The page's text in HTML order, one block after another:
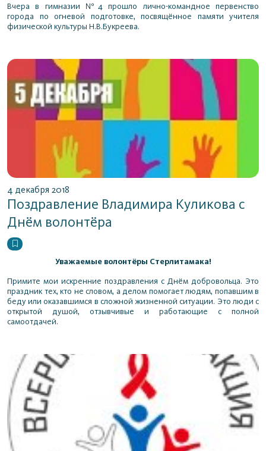
Вчера в гимназии №4 прошло лично-командное первенство
города по огневой подготовке, посвящённое памяти учителя
физической культуры Н.В.Букреева.
4 декабря 2018
Поздравление Владимира Куликова с
Днём волонтёра
Уважаемые волонтёры Стерлитамака!
Примите мои искренние поздравления с Днём добровольца. Это
праздник тех, кто не словом, а делом помогает людям, попавшим в
беду или оказавшимся в сложной жизненной ситуации. Это люди с
открытой душой, отзывчивые и работающие с полной
самоотдачей.